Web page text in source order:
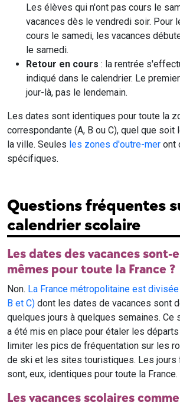
Les élèves qui n'ont pas cours le
vacances dès le vendredi soir. Pour
cours le samedi, les vacances
le samedi.
Retour en cours : la rentrée
indiqué dans le calendrier. Le
jour-là, pas le lendemain.
Les dates sont identiques pour toute la
correspondante (A, B ou C), quel que soit
la ville. Seules les zones d'outre-mer ont
spécifiques.
Questions fréquentes
calendrier scolaire
Les dates des vacances sont-
mêmes pour toute la France ?
Non. La France métropolitaine est
B et C) dont les dates de vacances sont
quelques jours à quelques semaines. Ce
a été mis en place pour étaler les
limiter les pics de fréquentation sur les
de ski et les sites touristiques. Les jours
sont, eux, identiques pour toute la France.
Les vacances scolaires